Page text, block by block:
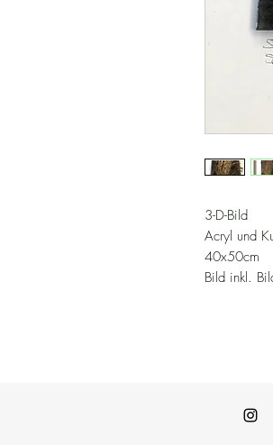
3-D-Bild
Acryl und
40x50cm
Bild inkl.